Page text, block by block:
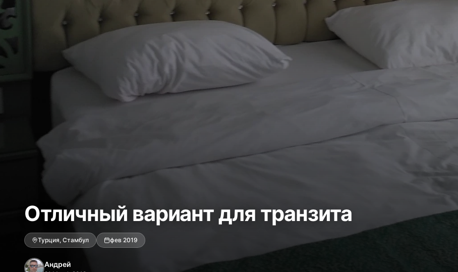
Отличный вариант для транзита
Турция, Стамбул фев 2019
Андрей